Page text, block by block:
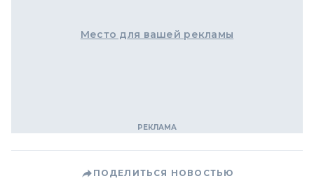
Место для вашей рекламы
ПОДЕЛИТЬСЯ НОВОСТЬЮ